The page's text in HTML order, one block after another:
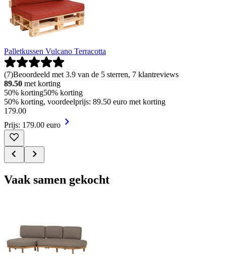
Palletkussen Vulcano Terracotta
(7)Beoordeeld met 3.9 van de 5 sterren, 7 klantreviews
89.50 met korting
50% korting50% korting
50% korting, voordeelprijs: 89.50 euro met korting
179.00
Prijs: 179.00 euro
Vaak samen gekocht